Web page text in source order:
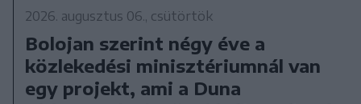
2026. augusztus 06., csütörtök
Bolojan szerint négy éve a
közlekedési minisztériumnál van
egy projekt, ami a Duna